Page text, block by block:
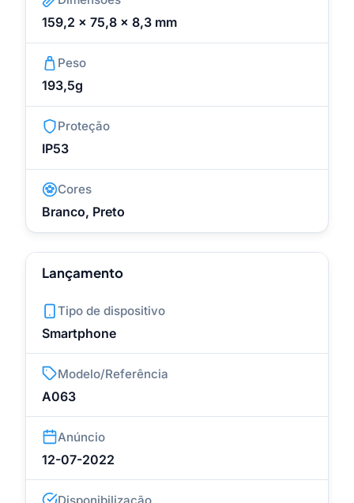
159,2 x 75,8 x 8,3 mm
Peso
193,5g
Proteção
IP53
Cores
Branco, Preto
Lançamento
Tipo de dispositivo
Smartphone
Modelo/Referência
A063
Anúncio
12-07-2022